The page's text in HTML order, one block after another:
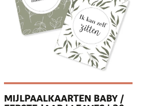
MIJLPAALKAARTEN BABY /